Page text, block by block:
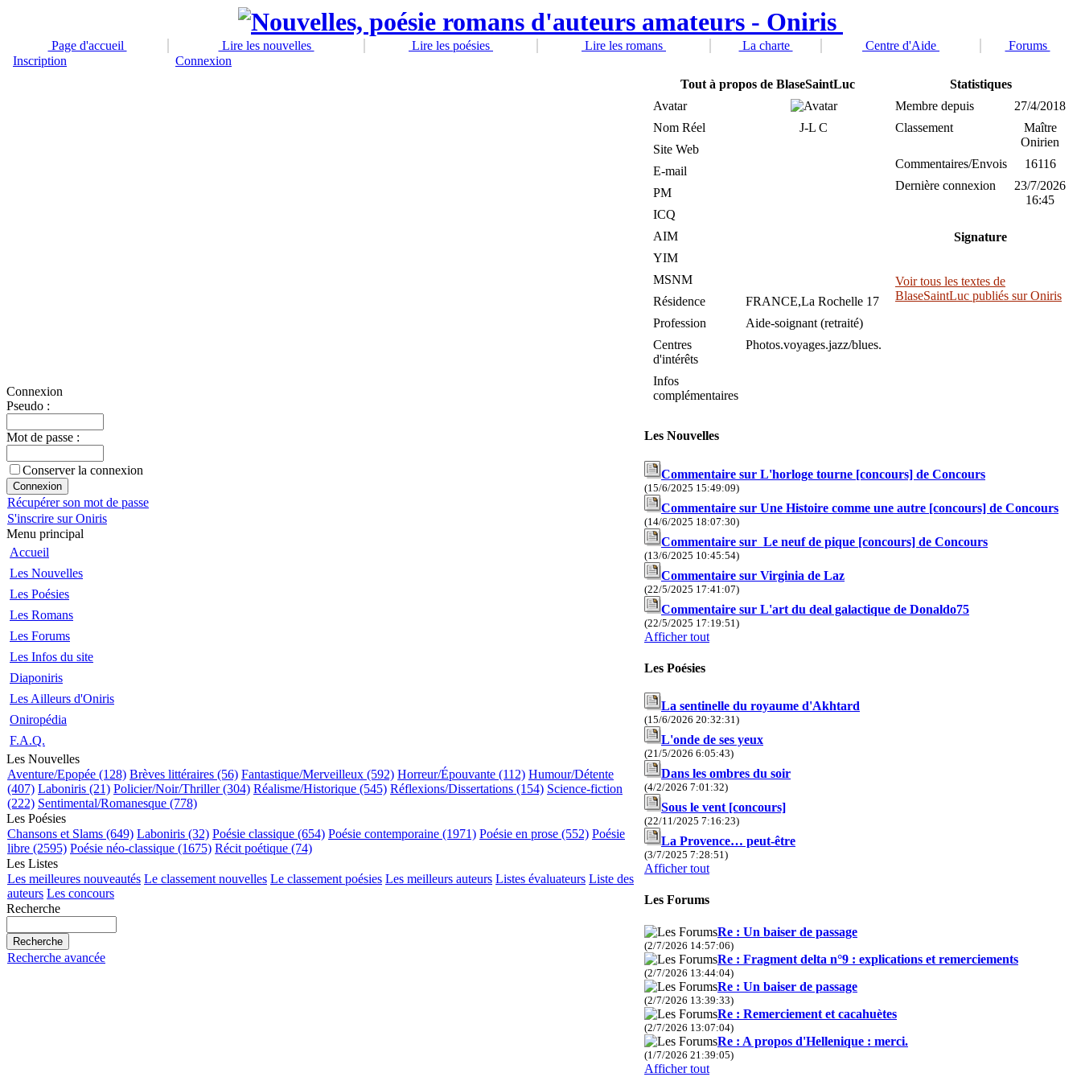
Page d'accueil Lire les nouvelles Lire les poésies Lire les romans La charte Centre d'Aide
Forums
Inscription
Connexion
Connexion
Pseudo :
Mot de passe :
Conserver la connexion
Récupérer son mot de passe
S'inscrire sur Oniris
Menu principal
Accueil
Les Nouvelles
Les Poésies
Les Romans
Les Forums
Les Infos du site
Diaponiris
Les Ailleurs d'Oniris
Oniropédia
F.A.Q.
Les Nouvelles
Aventure/Epopée (128) Brèves littéraires (56) Fantastique/Merveilleux (592) Horreur/Épouvante (112) Humour/Détente
(407) Laboniris (21) Policier/Noir/Thriller (304) Réalisme/Historique (545) Réflexions/Dissertations (154) Science-fiction
(222) Sentimental/Romanesque (778)
Les Poésies
Chansons et Slams (649) Laboniris (32) Poésie classique (654) Poésie contemporaine (1971) Poésie en prose (552) Poésie
libre (2595) Poésie néo-classique (1675) Récit poétique (74)
Les Listes
Les meilleures nouveautés Le classement nouvelles Le classement poésies Les meilleurs auteurs Listes évaluateurs Liste des
auteurs Les concours
Recherche
Recherche avancée
Tout à propos de BlaseSaintLuc
Avatar
Nom Réel
J-L C
Site Web
E-mail
PM
ICQ
AIM
YIM
MSNM
Résidence
FRANCE,La Rochelle 17
Profession
Aide-soignant (retraité)
Centres
d'intérêts
Photos.voyages.jazz/blues.
Infos
complémentaires
Statistiques
Membre depuis
27/4/2018
Classement
Maître
Onirien
Commentaires/Envois
16116
Dernière connexion
23/7/2026
16:45
Signature
Voir tous les textes de
BlaseSaintLuc publiés sur Oniris
Les Nouvelles
Commentaire sur L'horloge tourne [concours] de Concours
(15/6/2025 15:49:09)
Commentaire sur Une Histoire comme une autre [concours] de Concours
(14/6/2025 18:07:30)
Commentaire sur Le neuf de pique [concours] de Concours
(13/6/2025 10:45:54)
Commentaire sur Virginia de Laz
(22/5/2025 17:41:07)
Commentaire sur L'art du deal galactique de Donaldo75
(22/5/2025 17:19:51)
Afficher tout
Les Poésies
La sentinelle du royaume d'Akhtard
(15/6/2026 20:32:31)
L'onde de ses yeux
(21/5/2026 6:05:43)
Dans les ombres du soir
(4/2/2026 7:01:32)
Sous le vent [concours]
(22/11/2025 7:16:23)
La Provence… peut-être
(3/7/2025 7:28:51)
Afficher tout
Les Forums
Re : Un baiser de passage
(2/7/2026 14:57:06)
Re : Fragment delta n°9 : explications et remerciements
(2/7/2026 13:44:04)
Re : Un baiser de passage
(2/7/2026 13:39:33)
Re : Remerciement et cacahuètes
(2/7/2026 13:07:04)
Re : A propos d'Hellenique : merci.
(1/7/2026 21:39:05)
Afficher tout